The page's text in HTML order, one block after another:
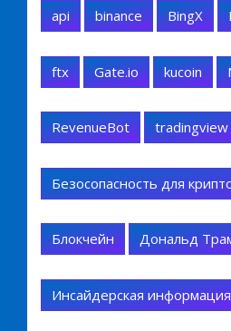
api binance BingX
ftx Gate.io kucoin
RevenueBot tradingview
Безосопасность для
Блокчейн Дональд
Инсайдерская информация